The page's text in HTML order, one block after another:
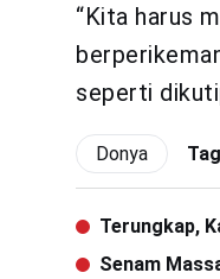
“Kita harus
seperti
Donya
Terungkap,
Senam